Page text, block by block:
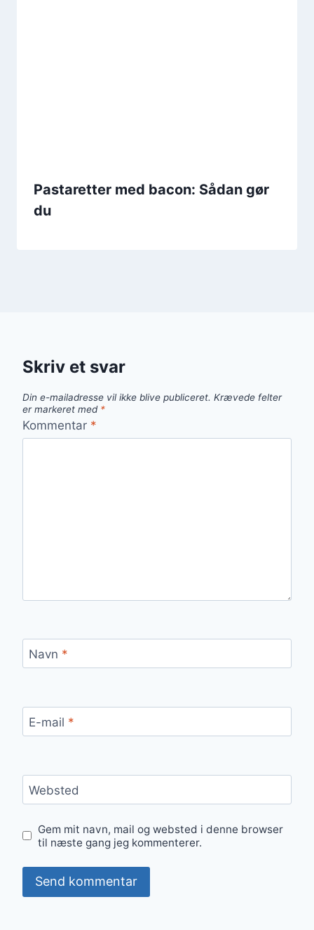
Pastaretter med bacon: Sådan gør
du
Skriv et svar
Din e-mailadresse vil ikke blive publiceret. Krævede felter
er markeret med *
Kommentar *
Navn *
E-mail *
Websted
Gem mit navn, mail og websted i denne browser
til næste gang jeg kommenterer.